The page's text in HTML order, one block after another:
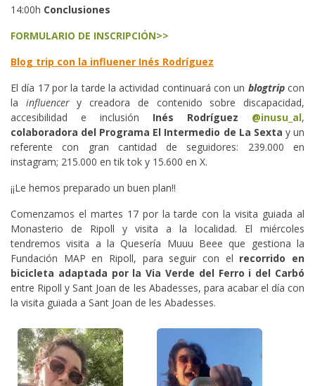
14:00h Conclusiones
FORMULARIO DE INSCRIPCIÓN>>
Blog trip con la influener Inés Rodríguez
El día 17 por la tarde la actividad continuará con un blogtripcon
la influencery creadora de contenido sobre discapacidad,
accesibilidad e inclusión Inés Rodríguez @inusu_al,
colaboradora del Programa El Intermedio de La Sexta y un
referente con gran cantidad de seguidores: 239.000 en
instagram; 215.000 en tik tok y 15.600 en X.
¡¡Le hemos preparado un buen plan!!
Comenzamos el martes 17 por la tarde con la visita guiada al
Monasterio de Ripoll y visita a la localidad. El miércoles
tendremos visita a la Quesería Muuu Beee que gestiona la
Fundación MAP en Ripoll, para seguir con el recorrido en
bicicleta adaptada por la Via Verde del Ferro i del Carbó
entre Ripoll y Sant Joan de les Abadesses, para acabar el día con
la visita guiada a Sant Joan de les Abadesses.